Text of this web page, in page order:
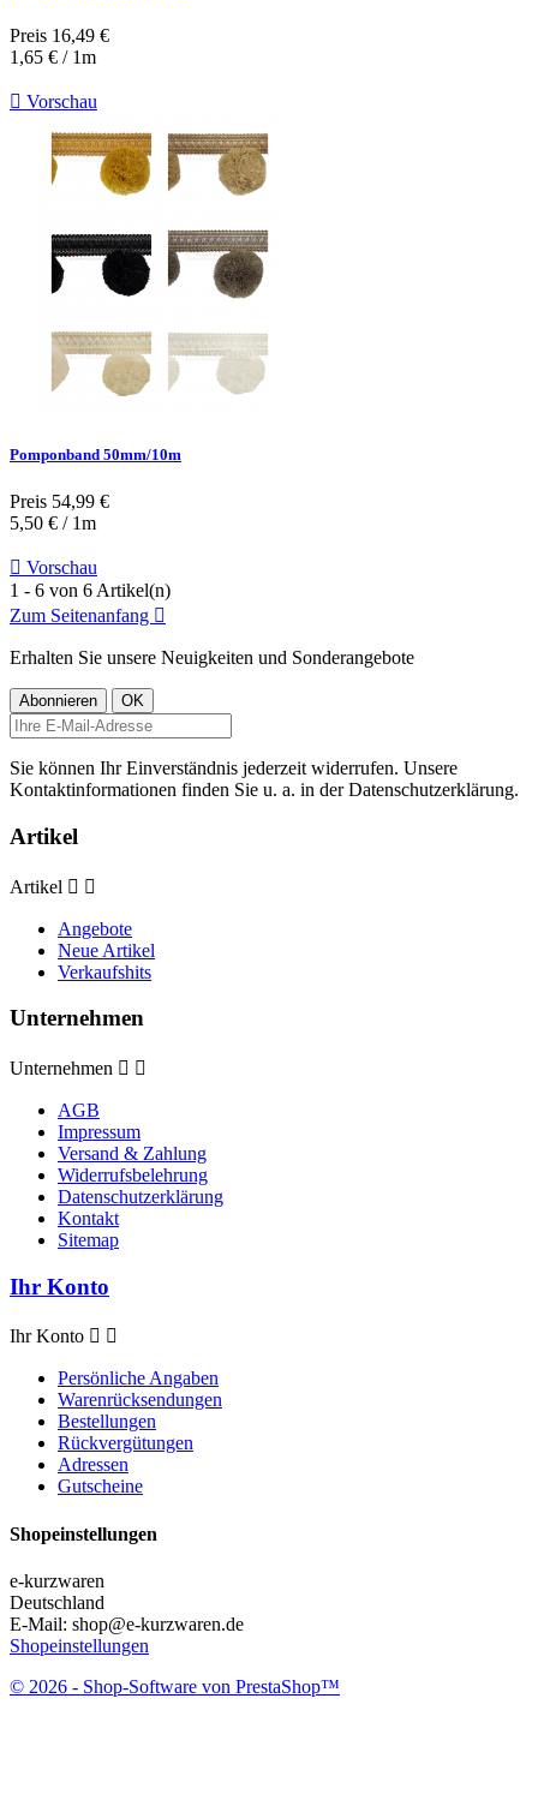
Preis 16,49 €
1,65 € / 1m
 Vorschau
Pomponband 50mm/10m
Preis 54,99 €
5,50 € / 1m
 Vorschau
1 - 6 von 6 Artikel(n)
Zum Seitenanfang 
Erhalten Sie unsere Neuigkeiten und Sonderangebote
Sie können Ihr Einverständnis jederzeit widerrufen. Unsere
Kontaktinformationen finden Sie u. a. in der Datenschutzerklärung.
Artikel
Artikel  
Angebote
Neue Artikel
Verkaufshits
Unternehmen
Unternehmen  
AGB
Impressum
Versand & Zahlung
Widerrufsbelehrung
Datenschutzerklärung
Kontakt
Sitemap
Ihr Konto
Ihr Konto  
Persönliche Angaben
Warenrücksendungen
Bestellungen
Rückvergütungen
Adressen
Gutscheine
Shopeinstellungen
e-kurzwaren
Deutschland
E-Mail: shop@e-kurzwaren.de
Shopeinstellungen
© 2026 - Shop-Software von PrestaShop™